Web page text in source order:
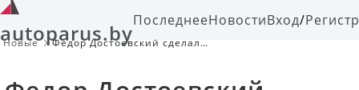
autoparus.byПоследнееНовостиВход/
Новые
Федор Достоевский сделал
прожил с ней до конца жизни